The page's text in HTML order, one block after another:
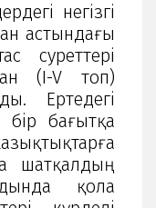
негізгі
астындағы
суреттері
(I-V топ)
Ертедегі
бір бағытқа
шатқалдың
қола